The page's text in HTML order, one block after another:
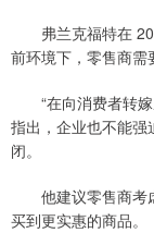
弗兰克福特在
前环境下，零售商需
“在向消费者转嫁
指出，企业也不能强
闭。
他建议零售商考虑
买到更实惠的商品。